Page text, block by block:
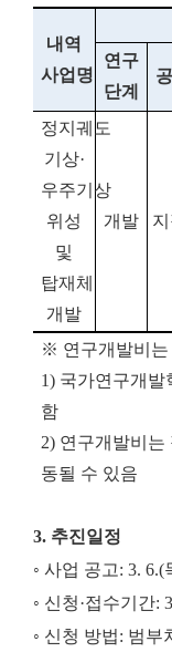
내역
사업명
연구
단계
정지궤도
기상·
우주기상
위성
및
탑재체
개발
개발
※ 연구개발비는
1) 국가연구개
함
2) 연구개발비
동될 수 있음
3. 추진일정
◦ 사업 공고: 3. 6.(
◦ 신청·접수기간:
◦ 신청 방법: 범부